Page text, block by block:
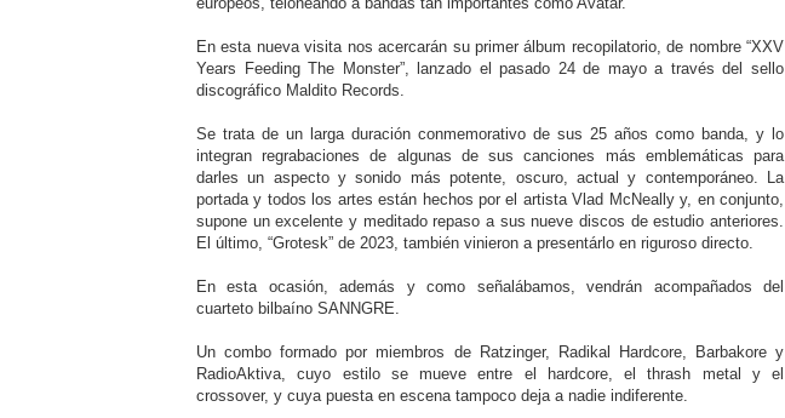
En esta nueva visita nos acercarán su primer álbum recopilatorio, de nombre “XXV
Years Feeding The Monster”, lanzado el pasado 24 de mayo a través del sello
discográfico Maldito Records.
Se trata de un larga duración conmemorativo de sus 25 años como banda, y lo
integran regrabaciones de algunas de sus canciones más emblemáticas para
darles un aspecto y sonido más potente, oscuro, actual y contemporáneo. La
portada y todos los artes están hechos por el artista Vlad McNeally y, en conjunto,
supone un excelente y meditado repaso a sus nueve discos de estudio anteriores.
El último, “Grotesk” de 2023, también vinieron a presentárlo en riguroso directo.
En esta ocasión, además y como señalábamos, vendrán acompañados del
cuarteto bilbaíno SANNGRE.
Un combo formado por miembros de Ratzinger, Radikal Hardcore, Barbakore y
RadioAktiva, cuyo estilo se mueve entre el hardcore, el thrash metal y el
crossover, y cuya puesta en escena tampoco deja a nadie indiferente.